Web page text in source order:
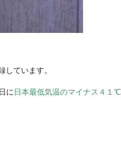
ています。
に 日本最低気温のマイナス４１℃